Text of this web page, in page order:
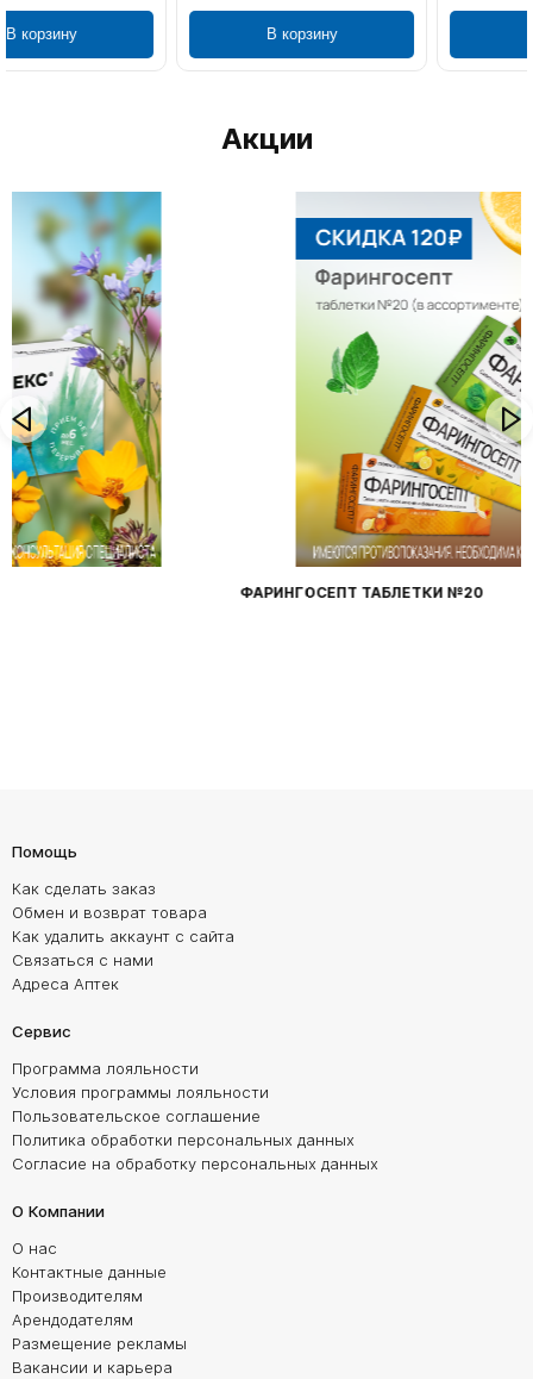
Акции
ФАРИНГОСЕПТ ТАБЛЕТКИ №20
Помощь
Как сделать заказ
Обмен и возврат товара
Как удалить аккаунт с сайта
Связаться с нами
Адреса Аптек
Сервис
Программа лояльности
Условия программы лояльности
Пользовательское соглашение
Политика обработки персональных данных
Согласие на обработку персональных данных
О Компании
О нас
Контактные данные
Производителям
Арендодателям
Размещение рекламы
Вакансии и карьера